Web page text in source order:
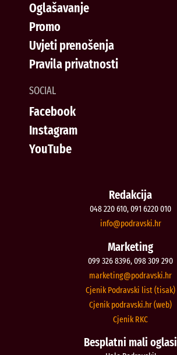
Oglašavanje
Promo
Uvjeti prenošenja
Pravila privatnosti
SOCIAL
Facebook
Instagram
YouTube
Redakcija
048 220 610, 091 6220 010
rh.iksvardop
@ofni
Marketing
099 326 8396, 098 309 290
rh.iksvardop
@gnitekram
Cjenik Podravski list (tisak)
Cjenik podravski.hr (web)
Cjenik RKC
Besplatni mali oglasi